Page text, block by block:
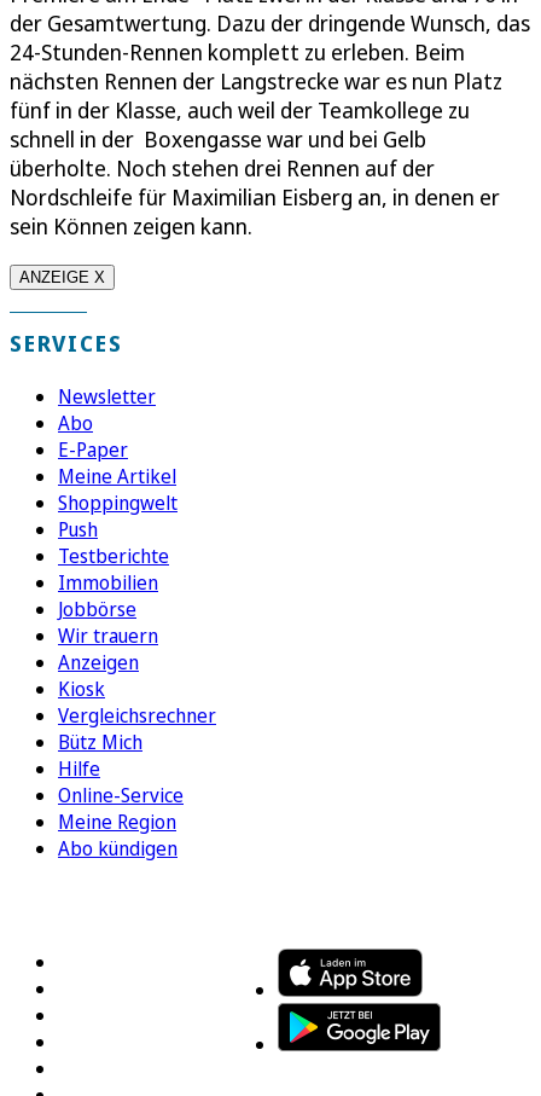
der Gesamtwertung. Dazu der dringende Wunsch, das
24-Stunden-Rennen komplett zu erleben. Beim
nächsten Rennen der Langstrecke war es nun Platz
fünf in der Klasse, auch weil der Teamkollege zu
schnell in der Boxengasse war und bei Gelb
überholte. Noch stehen drei Rennen auf der
Nordschleife für Maximilian Eisberg an, in denen er
sein Können zeigen kann.
ANZEIGE X
SERVICES
Newsletter
Abo
E-Paper
Meine Artikel
Shoppingwelt
Push
Testberichte
Immobilien
Jobbörse
Wir trauern
Anzeigen
Kiosk
Vergleichsrechner
Bütz Mich
Hilfe
Online-Service
Meine Region
Abo kündigen